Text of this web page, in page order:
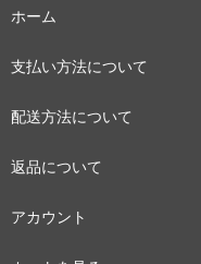
ホーム
支払い方法について
配送方法について
返品について
アカウント